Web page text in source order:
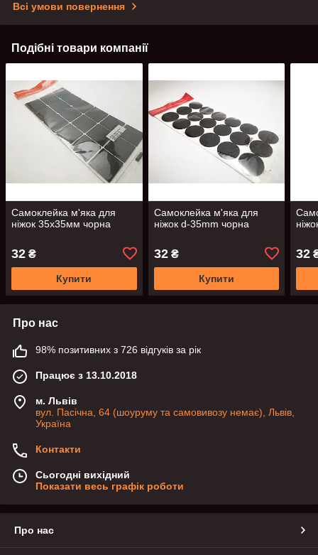
Всі умови повернення
Подібні товари компанії
Самоклейка м'яка для
ніжок 35х35мм чорна
32 ₴
Купити
Самоклейка м'яка для
ніжок d-35mm чорна
32₴
Купити
32
Про нас
98% позитивних з 726 відгуків за рік
Працює з 13.10.2018
м. Львів
вул. Пасічна, 64 (шоуруму та самовивозу немає), Львів,
Україна
Контакти
Сьогодні вихідний
Показати весь графік роботи
Про нас